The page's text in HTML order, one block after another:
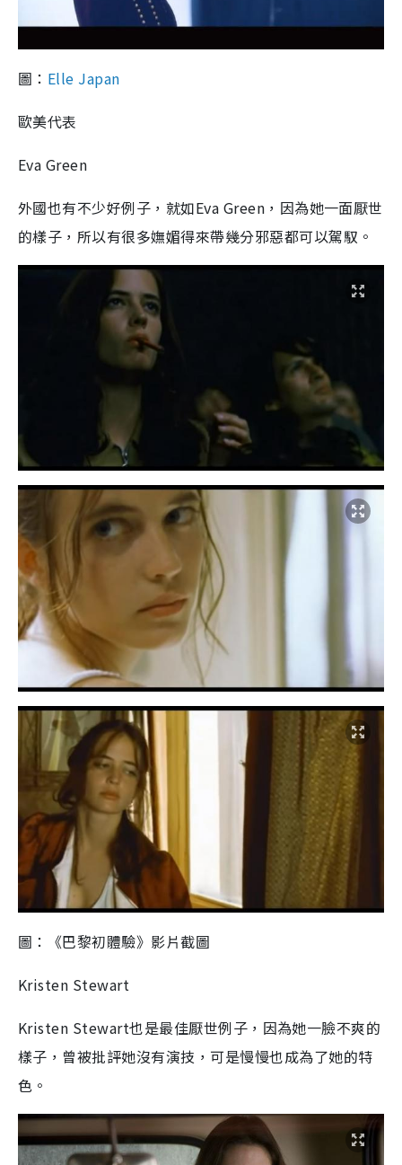
圖： Elle Japan
歐美代表
Eva Green
外國也有不少好例子，就如Eva Green，因為她一面厭世
的樣子，所以有很多嫵媚得來帶幾分邪惡都可以駕馭。
圖：《巴黎初體驗》影片截圖
Kristen Stewart
Kristen Stewart也是最佳厭世例子，因為她一臉不爽的
樣子，曾被批評她沒有演技，可是慢慢也成為了她的特
色。